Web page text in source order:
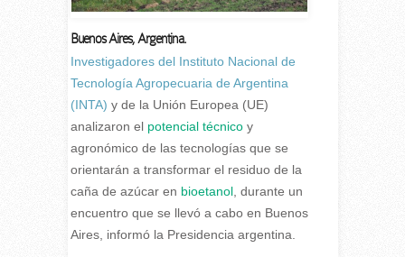
Buenos Aires, Argentina.
Investigadores del Instituto Nacional de
Tecnología Agropecuaria de Argentina
(INTA) y de la Unión Europea (UE)
analizaron el potencial técnicoy
agronómico de las tecnologías que se
orientarán a transformar el residuo de la
caña de azúcar en bioetanol, durante un
encuentro que se llevó a cabo en Buenos
Aires, informó la Presidencia argentina.